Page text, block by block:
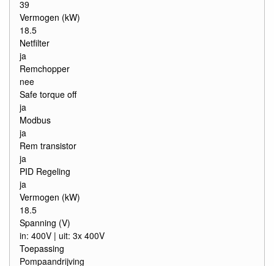
39
Vermogen (kW)
18.5
Netfilter
ja
Remchopper
nee
Safe torque off
ja
Modbus
ja
Rem transistor
ja
PID Regeling
ja
Vermogen (kW)
18.5
Spanning (V)
in: 400V | uit: 3x 400V
Toepassing
Pompaandrijving